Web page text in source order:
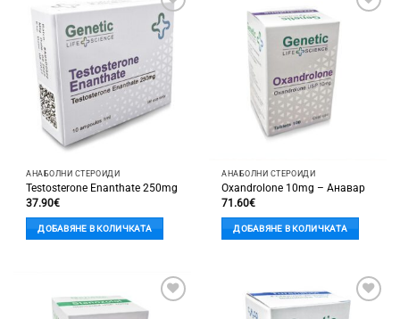
Добави
в
'Любими'
АНАБОЛНИ СТЕРОИДИ
Testosterone Enanthate 250mg
37.90€
ДОБАВЯНЕ В КОЛИЧКАТА
АНАБОЛНИ СТЕРОИДИ
Oxandrolone 10mg – Анавар
71.60€
ДОБАВЯНЕ В КОЛИЧКАТА
Добави
Добави